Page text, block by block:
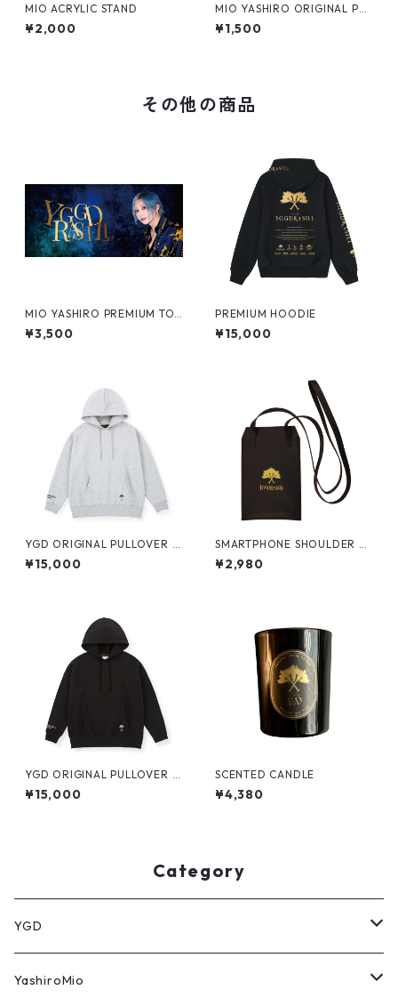
MIO ACRYLIC STAND
¥2,000
MIO YASHIRO ORIGINAL PO
UCH
¥1,500
その他の商品
MIO YASHIRO PREMIUM TO
WEL2
¥3,500
PREMIUM HOODIE
¥15,000
YGD ORIGINAL PULLOVER H
OODIE【GREY】
¥15,000
SMARTPHONE SHOULDER BA
G
¥2,980
YGD ORIGINAL PULLOVER H
OODIE【BLACK】
¥15,000
SCENTED CANDLE
¥4,380
Category
YGD
パーカー
YashiroMio